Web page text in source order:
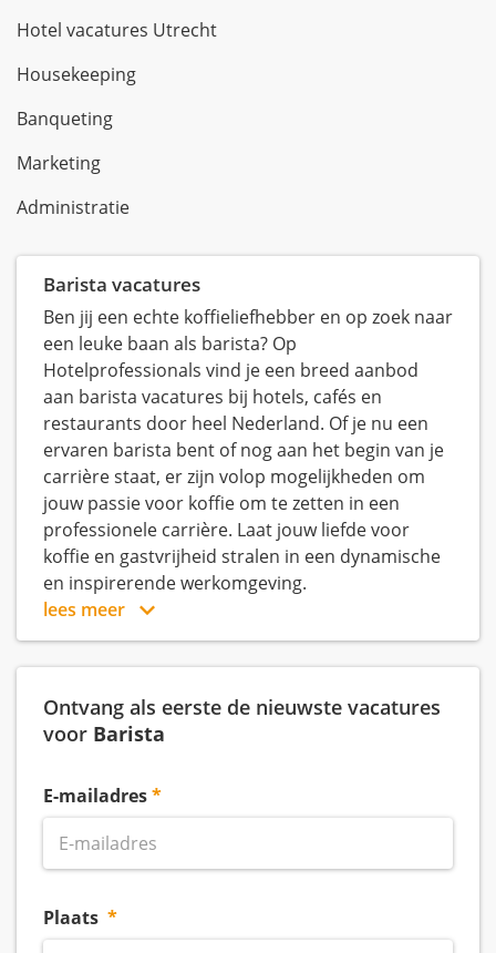
Hotel vacatures Utrecht
Housekeeping
Banqueting
Marketing
Administratie
Barista vacatures
Ben jij een echte koffieliefhebber en op zoek naar
een leuke baan als barista? Op
Hotelprofessionals vind je een breed aanbod
aan barista vacatures bij hotels, cafés en
restaurants door heel Nederland. Of je nu een
ervaren barista bent of nog aan het begin van je
carrière staat, er zijn volop mogelijkheden om
jouw passie voor koffie om te zetten in een
professionele carrière. Laat jouw liefde voor
koffie en gastvrijheid stralen in een dynamische
en inspirerende werkomgeving.
lees meer
Ontvang als eerste de nieuwste vacatures
voor Barista
E-mailadres
Plaats